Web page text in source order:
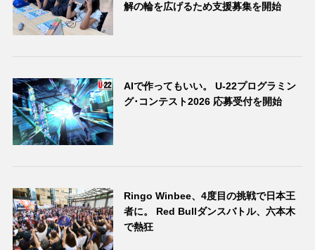
解の輪を広げるため支援募集を開始
AIで作ってもいい。 U-22プログラミン
グ･コンテスト2026 応募受付を開始
Ringo Winbee、4度目の挑戦で日本王
者に。 Red Bullダンスバトル、六本木
で熱狂